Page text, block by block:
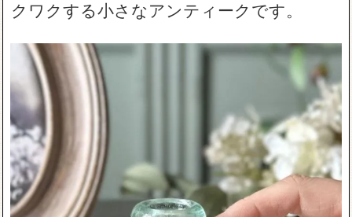
クワクする小さなアンティークです。